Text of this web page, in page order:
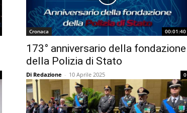
Cronaca 00:01:40
173° anniversario della fondazione
della Polizia di Stato
Di Redazione - 10 Aprile 2025 0